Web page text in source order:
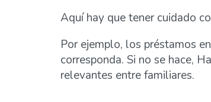
Aquí hay que tener cuidado
Por ejemplo, los préstamos
corresponda. Si no se hace,
relevantes entre familiares.